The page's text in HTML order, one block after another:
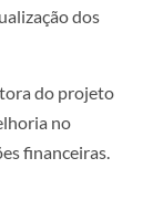
dos
do projeto
no
financeiras.